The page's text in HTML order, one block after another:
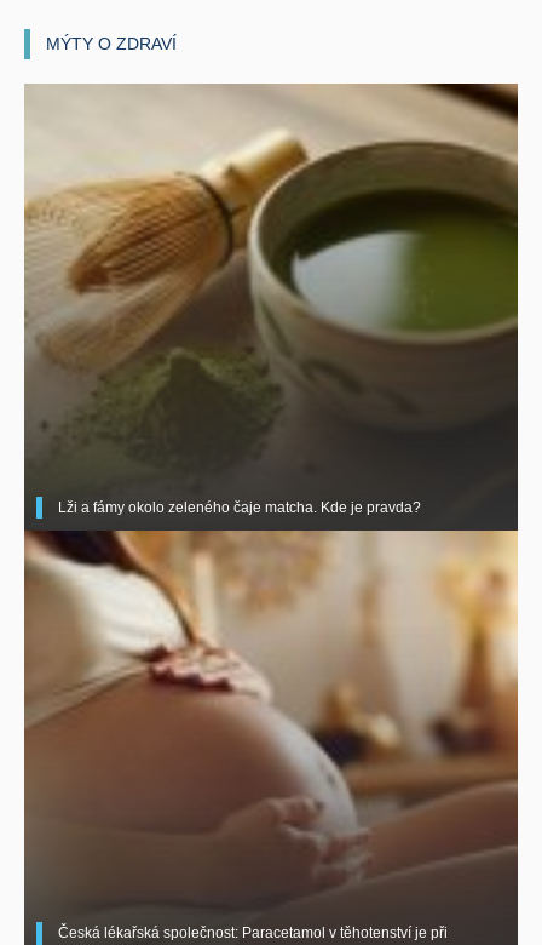
MÝTY O ZDRAVÍ
Lži a fámy okolo zeleného čaje matcha. Kde je pravda?
Česká lékařská společnost: Paracetamol v těhotenství je při